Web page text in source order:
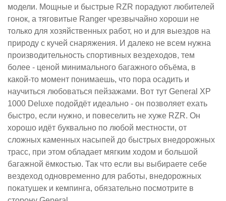
модели. Мощные и быстрые RZR порадуют любителей
гонок, а тяговитые Ranger чрезвычайно хороши не
только для хозяйственных работ, но и для выездов на
природу с кучей снаряжения. И далеко не всем нужна
производительность спортивных вездеходов, тем
более - ценой минимального багажного объёма, в
какой-то момент понимаешь, что пора осадить и
научиться любоваться пейзажами. Вот тут General XP
1000 Deluxe подойдёт идеально - он позволяет ехать
быстро, если нужно, и повеселить не хуже RZR. Он
хорошо идёт буквально по любой местности, от
сложных каменных насыпей до быстрых внедорожных
трасс, при этом обладает мягким ходом и большой
багажной ёмкостью. Так что если вы выбираете себе
вездеход одновременно для работы, внедорожных
покатушек и кемпинга, обязательно посмотрите в